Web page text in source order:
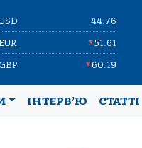
44.76
▼51.61
▼60.19
ІНТЕРВ’Ю СТАТТІ